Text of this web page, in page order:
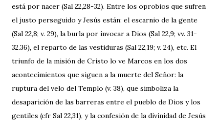
está por nacer (Sal 22,28-32). Entre los oprobios que sufren
el justo perseguido y Jesús están: el escarnio de la gente
(Sal 22,8; v. 29), la burla por invocar a Dios (Sal 22,9; vv. 31-
32.36), el reparto de las vestiduras (Sal 22,19; v. 24), etc. El
triunfo de la misión de Cristo lo ve Marcos en los dos
acontecimientos que siguen a la muerte del Señor: la
ruptura del velo del Templo (v. 38), que simboliza la
desaparición de las barreras entre el pueblo de Dios y los
gentiles (cfr Sal 22,31), y la confesión de la divinidad de Jesús